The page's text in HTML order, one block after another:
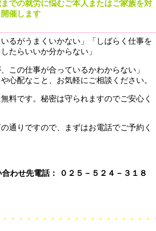
での就労に悩むご本人またはご家族を対
催します
いるがうまくいかない」「しばらく仕事を
たらいいか分からない」
この仕事が合っているかわからない」
心配なこと、お気軽にご相談ください。
料です。秘密は守られますのでご安心く
通りですので、まずはお電話でご予約く
わせ先電話： ０２５－５２４－３１８
・・・・・・・・・・・・・・・・・・